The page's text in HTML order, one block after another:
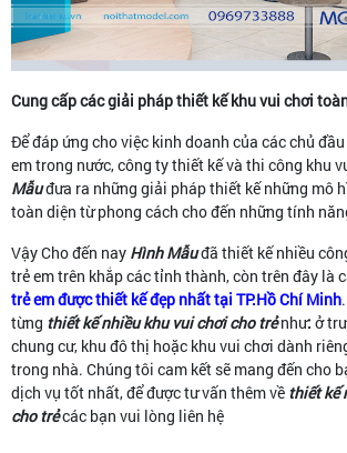
Cung cấp các giải pháp thiết kế khu vui chơi
Để đáp ứng cho việc kinh doanh của các chủ
em trong nước, công ty thiết kế và thi công khu
Mẫuđưa ra những giải pháp thiết kế những mô
toàn diện từ phong cách cho đến những tính
Vậy Cho đến nay Hình Mẫuđã thiết kế nhiều
trẻ em trên khắp các tỉnh thành, còn trên đây là
trẻ em được thiết kế đẹp nhất tại TP.Hồ Chí Minh
từng thiết kế nhiều khu vui chơi cho trẻ như: ở
chung cư, khu đô thị hoặc khu vui chơi dành
trong nhà. Chúng tôi cam kết sẽ mang đến cho
dịch vụ tốt nhất, để được tư vấn thêm về thiết kế
cho trẻcác bạn vui lòng liên hệ